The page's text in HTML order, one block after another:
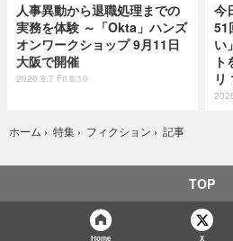
人事異動から退職処理までの
実務を体験 ～「Okta」ハンズ
オンワークショップ 9月11日
大阪で開催
2026.8.7 Fri 8:10
今
51
い
リ
ホーム › 特集 › フィクション › 記事
TOP
Home X